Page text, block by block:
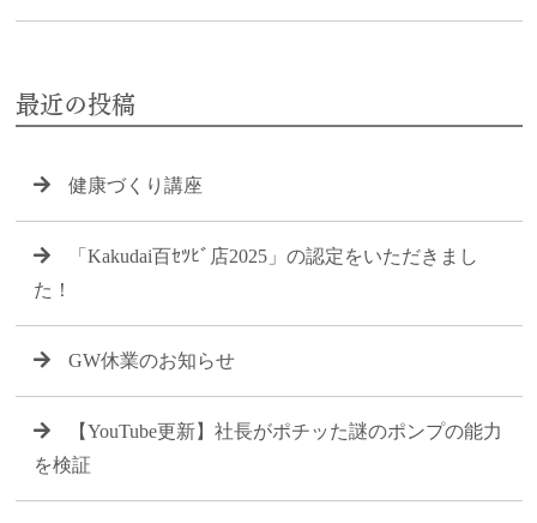
最近の投稿
健康づくり講座
「Kakudai百ｾﾂﾋﾞ店2025」の認定をいただきまし
た！
GW休業のお知らせ
【YouTube更新】社長がポチッた謎のポンプの能力
を検証